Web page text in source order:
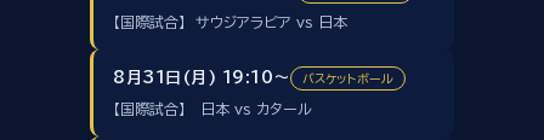
【国際試合】 サウジアラビア vs 日本
8月31日(月) 19:10～ バスケットボール
【国際試合】 日本 vs カタール